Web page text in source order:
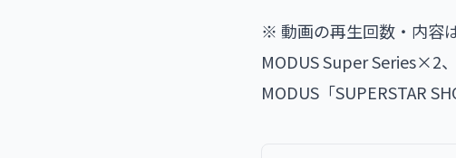
※ 動画の再生回数・内容
MODUS Super Series×2
MODUS「SUPERSTAR